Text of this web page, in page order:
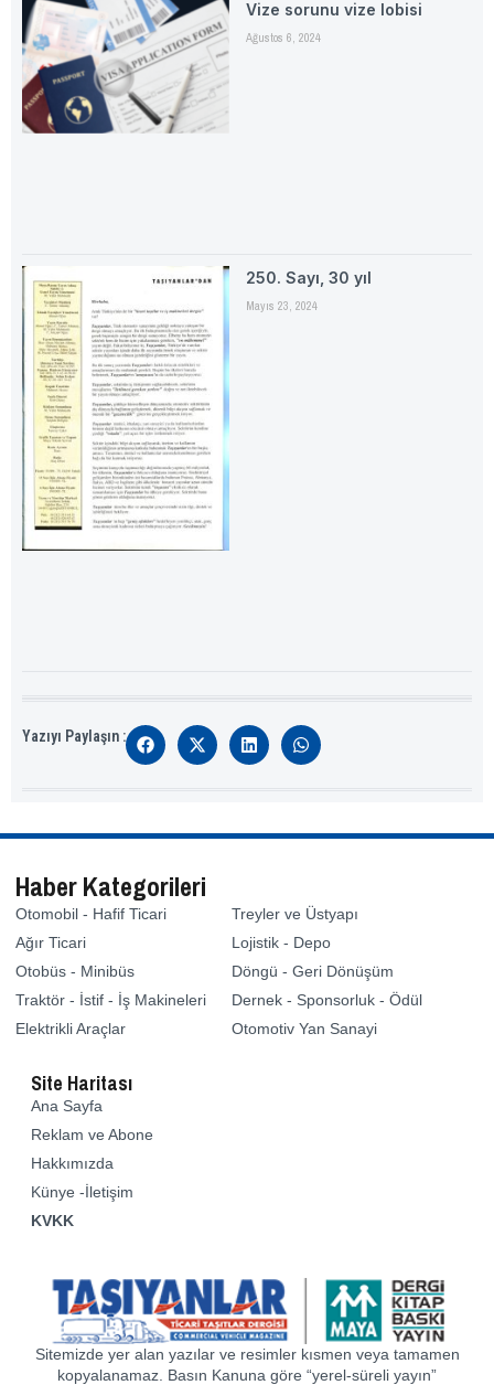
Vize sorunu vize lobisi
Ağustos 6, 2024
250. Sayı, 30 yıl
Mayıs 23, 2024
Yazıyı Paylaşın :
Haber Kategorileri
Otomobil - Hafif Ticari
Ağır Ticari
Otobüs - Minibüs
Traktör - İstif - İş Makineleri
Elektrikli Araçlar
Treyler ve Üstyapı
Lojistik - Depo
Döngü - Geri Dönüşüm
Dernek - Sponsorluk - Ödül
Otomotiv Yan Sanayi
Site Haritası
Ana Sayfa
Reklam ve Abone
Hakkımızda
Künye -İletişim
KVKK
Sitemizde yer alan yazılar ve resimler kısmen veya tamamen
kopyalanamaz. Basın Kanuna göre “yerel-süreli yayın”